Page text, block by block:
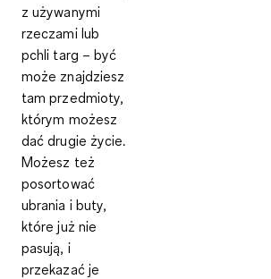
z używanymi
rzeczami lub
pchli targ – być
może znajdziesz
tam przedmioty,
którym możesz
dać drugie życie.
Możesz też
posortować
ubrania i buty,
które już nie
pasują, i
przekazać je